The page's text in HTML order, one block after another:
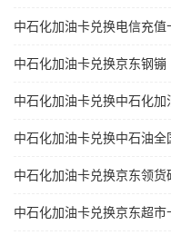
中石化加油卡兑换电信充值
中石化加油卡兑换京东钢镚
中石化加油卡兑换中石化加
中石化加油卡兑换中石油全
中石化加油卡兑换京东领货
中石化加油卡兑换京东超市